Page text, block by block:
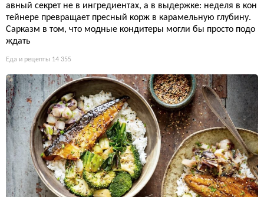
авный секрет не в ингредиентах, а в выдержке: неделя в кон
тейнере превращает пресный корж в карамельную глубину.
Сарказм в том, что модные кондитеры могли бы просто подо
ждать
Еда и рецепты 14 355